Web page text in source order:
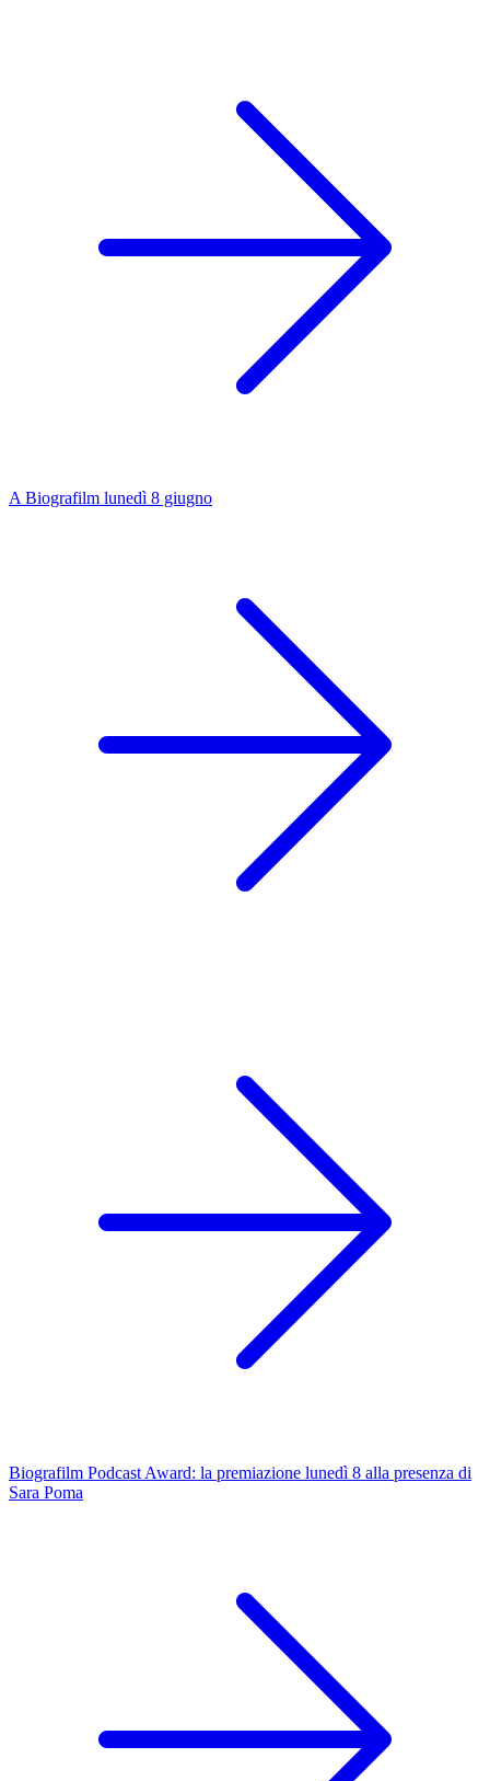
A Biografilm lunedì 8 giugno
Biografilm Podcast Award: la premiazione lunedì 8 alla presenza di
Sara Poma